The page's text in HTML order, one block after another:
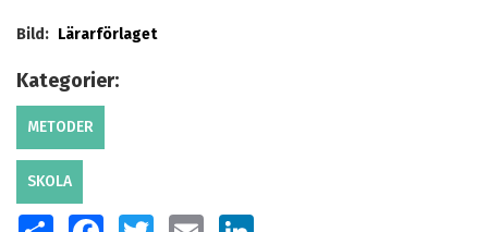
Bild: Lärarförlaget
Kategorier:
METODER
SKOLA
SHARE FACEBOOKTWITTER EMAIL